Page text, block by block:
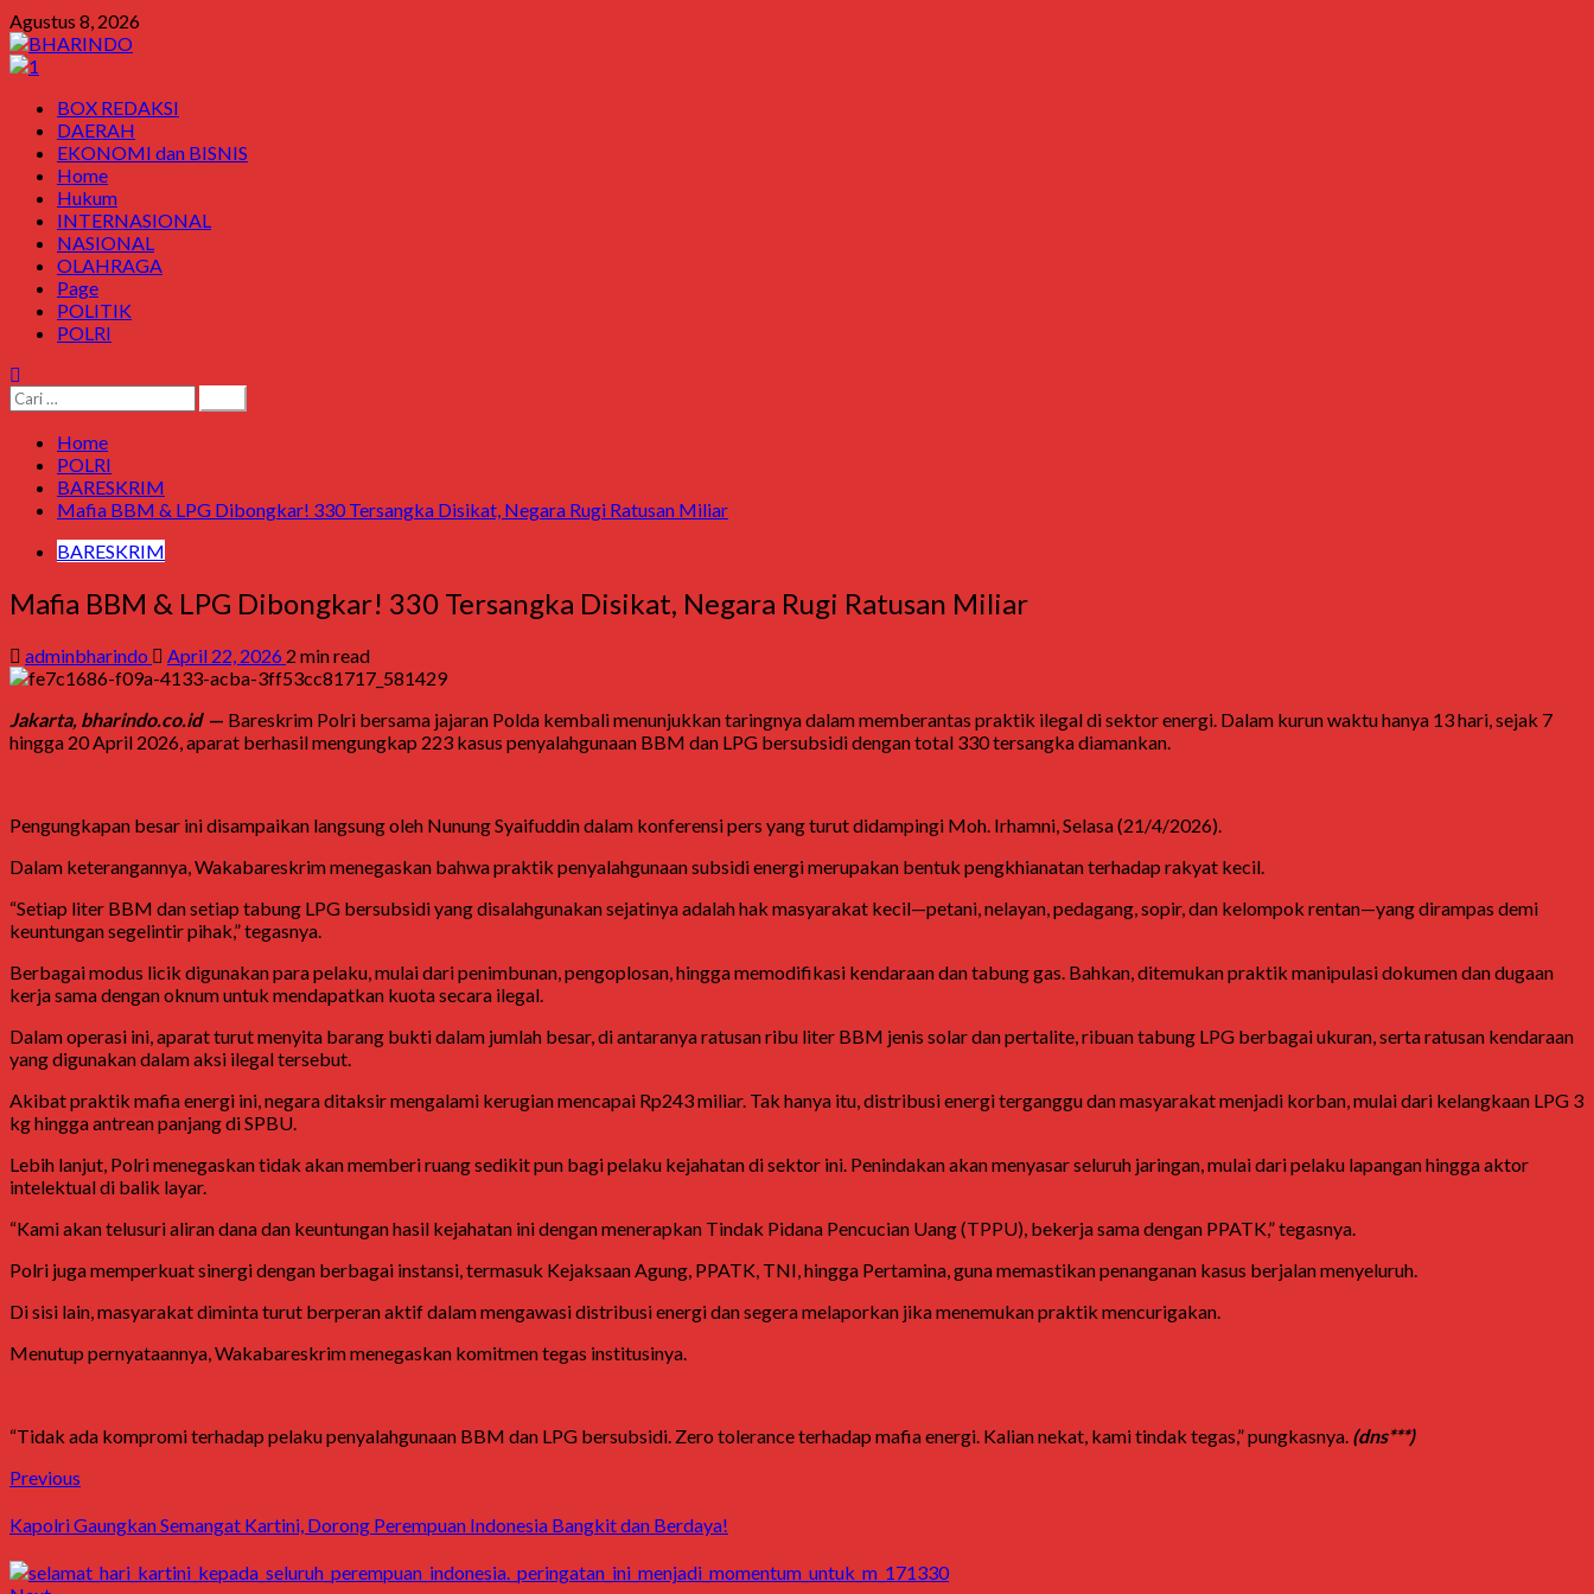
Skip
to
content
Agustus 8, 2026
Primary
Menu
BOX REDAKSI
DAERAH
EKONOMI dan BISNIS
Home
Hukum
INTERNASIONAL
NASIONAL
OLAHRAGA
Page
POLITIK
POLRI
Cari
untuk:
Home
POLRI
BARESKRIM
Mafia BBM & LPG Dibongkar! 330 Tersangka Disikat, Negara Rugi Ratusan Miliar
BARESKRIM
Mafia BBM & LPG Dibongkar! 330 Tersangka Disikat, Negara Rugi Ratusan Miliar
adminbharindo April 22, 2026 2 min read
Jakarta, bharindo.co.id— Bareskrim Polri bersama jajaran Polda kembali menunjukkan taringnya dalam memberantas praktik ilegal di sektor energi. Dalam kurun waktu hanya 13 hari, sejak 7
hingga 20 April 2026, aparat berhasil mengungkap 223 kasus penyalahgunaan BBM dan LPG bersubsidi dengan total 330 tersangka diamankan.
Pengungkapan besar ini disampaikan langsung oleh Nunung Syaifuddindalam konferensi pers yang turut didampingi Moh. Irhamni, Selasa (21/4/2026).
Dalam keterangannya, Wakabareskrim menegaskan bahwa praktik penyalahgunaan subsidi energi merupakan bentuk pengkhianatan terhadap rakyat kecil.
“Setiap liter BBM dan setiap tabung LPG bersubsidi yang disalahgunakan sejatinya adalah hak masyarakat kecil—petani, nelayan, pedagang, sopir, dan kelompok rentan—yang dirampas demi
keuntungan segelintir pihak,” tegasnya.
Berbagai modus licik digunakan para pelaku, mulai dari penimbunan, pengoplosan, hingga memodifikasi kendaraan dan tabung gas. Bahkan, ditemukan praktik manipulasi dokumen dan dugaan
kerja sama dengan oknum untuk mendapatkan kuota secara ilegal.
Dalam operasi ini, aparat turut menyita barang bukti dalam jumlah besar, di antaranya ratusan ribu liter BBM jenis solar dan pertalite, ribuan tabung LPG berbagai ukuran, serta ratusan kendaraan
yang digunakan dalam aksi ilegal tersebut.
Akibat praktik mafia energi ini, negara ditaksir mengalami kerugian mencapai Rp243 miliar. Tak hanya itu, distribusi energi terganggu dan masyarakat menjadi korban, mulai dari kelangkaan LPG 3
kg hingga antrean panjang di SPBU.
Lebih lanjut, Polri menegaskan tidak akan memberi ruang sedikit pun bagi pelaku kejahatan di sektor ini. Penindakan akan menyasar seluruh jaringan, mulai dari pelaku lapangan hingga aktor
intelektual di balik layar.
“Kami akan telusuri aliran dana dan keuntungan hasil kejahatan ini dengan menerapkan Tindak Pidana Pencucian Uang (TPPU), bekerja sama dengan PPATK,” tegasnya.
Polri juga memperkuat sinergi dengan berbagai instansi, termasuk Kejaksaan Agung, PPATK, TNI, hingga Pertamina, guna memastikan penanganan kasus berjalan menyeluruh.
Di sisi lain, masyarakat diminta turut berperan aktif dalam mengawasi distribusi energi dan segera melaporkan jika menemukan praktik mencurigakan.
Menutup pernyataannya, Wakabareskrim menegaskan komitmen tegas institusinya.
“Tidak ada kompromi terhadap pelaku penyalahgunaan BBM dan LPG bersubsidi. Zero tolerance terhadap mafia energi. Kalian nekat, kami tindak tegas,” pungkasnya. (dns***)
Post
navigation
Previous
Kapolri Gaungkan Semangat Kartini, Dorong Perempuan Indonesia Bangkit dan Berdaya!